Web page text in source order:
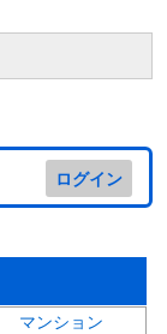
ログイン
マンション